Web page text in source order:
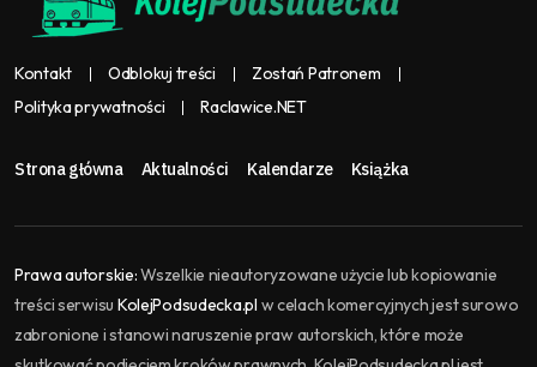
Kontakt Odblokuj treści
Zostań Patronem
Polityka prywatności
Raclawice.NET
Strona główna Aktualności Kalendarze Książka
Prawa autorskie:Wszelkie nieautoryzowane użycie lub kopiowanie
treści serwisu KolejPodsudecka.pl w celach komercyjnych jest surowo
zabronione i stanowi naruszenie praw autorskich, które może